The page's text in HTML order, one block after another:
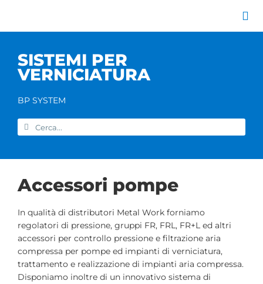
contenuto
SISTEMI PER
VERNICIATURA
BP SYSTEM
Cerca
per:
Accessori pompe
In qualità di distributori Metal Work forniamo
regolatori di pressione, gruppi FR, FRL, FR+L ed altri
accessori per controllo pressione e filtrazione aria
compressa per pompe ed impianti di verniciatura,
trattamento e realizzazione di impianti aria compressa.
Disponiamo inoltre di un innovativo sistema di